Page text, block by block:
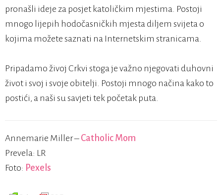
pronašli ideje za posjet katoličkim mjestima. Postoji
mnogo lijepih hodočasničkih mjesta diljem svijeta o
kojima možete saznati na Internetskim stranicama.
Pripadamo živoj Crkvi stoga je važno njegovati duhovni
život i svoj i svoje obitelji. Postoji mnogo načina kako to
postići, a naši su savjeti tek početak puta.
Annemarie Miller – Catholic Mom
Prevela: LR
Foto: Pexels